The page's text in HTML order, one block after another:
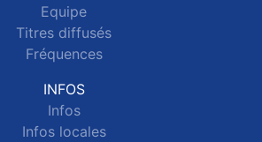
Equipe
Titres diffusés
Fréquences
INFOS
Infos
Infos locales